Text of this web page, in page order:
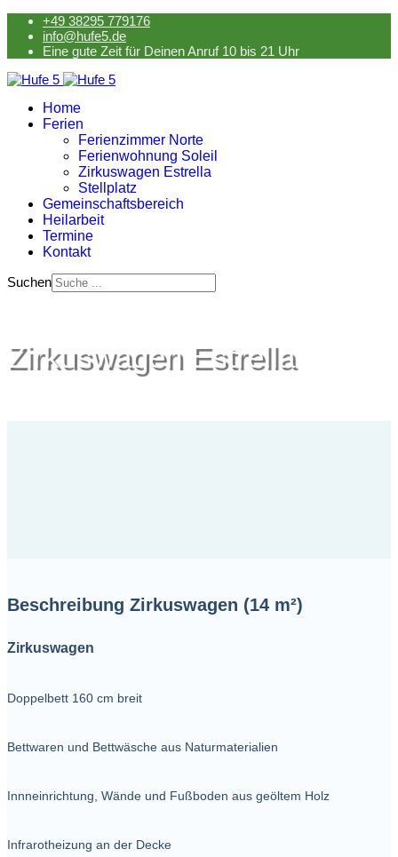
+49 38295 779176
info@hufe5.de
Eine gute Zeit für Deinen Anruf 10 bis 21 Uhr
Home
Ferien
Ferienzimmer Norte
Ferienwohnung Soleil
Zirkuswagen Estrella
Stellplatz
Gemeinschaftsbereich
Heilarbeit
Termine
Kontakt
Suchen
Zirkuswagen Estrella
Beschreibung Zirkuswagen (14 m²)
Zirkuswagen
Doppelbett 160 cm breit
Bettwaren und Bettwäsche aus Naturmaterialien
Innneinrichtung, Wände und Fußboden aus geöltem Holz
Infrarotheizung an der Decke